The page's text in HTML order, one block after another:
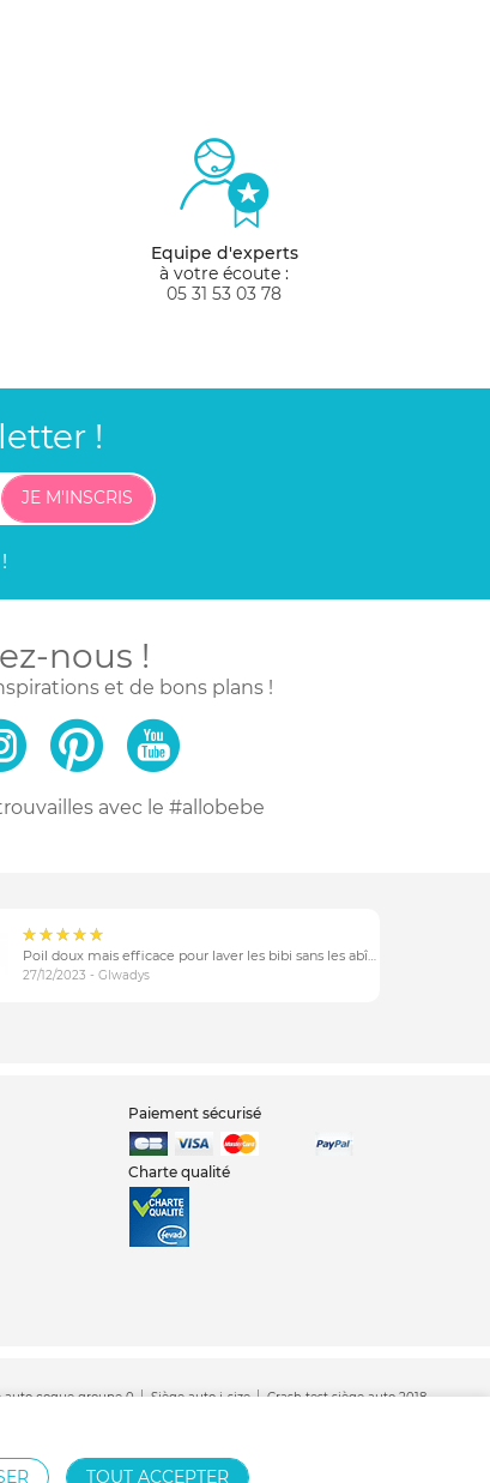
Equipe d'experts
à votre écoute :
05 31 53 03 78
!
JE M'INSCRIS
nous !
et de bons plans !
avec le #allobebe
27/12/2023 - Glwadys
Paiement sécurisé
Charte qualité
auto coque groupe 0 Siège auto i-size
Crash test siège auto 2018
TOUT ACCEPTER